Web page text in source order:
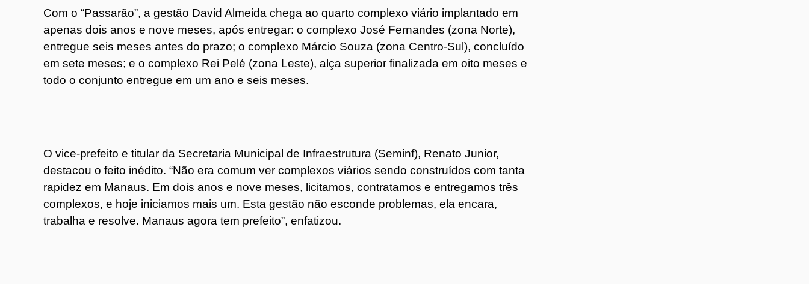
Com o “Passarão”, a gestão David Almeida chega ao quarto complexo viário implantado em
apenas dois anos e nove meses, após entregar: o complexo José Fernandes (zona Norte),
entregue seis meses antes do prazo; o complexo Márcio Souza (zona Centro-Sul), concluído
em sete meses; e o complexo Rei Pelé (zona Leste), alça superior finalizada em oito meses e
todo o conjunto entregue em um ano e seis meses.
O vice-prefeito e titular da Secretaria Municipal de Infraestrutura (Seminf), Renato Junior,
destacou o feito inédito. “Não era comum ver complexos viários sendo construídos com tanta
rapidez em Manaus. Em dois anos e nove meses, licitamos, contratamos e entregamos três
complexos, e hoje iniciamos mais um. Esta gestão não esconde problemas, ela encara,
trabalha e resolve. Manaus agora tem prefeito”, enfatizou.